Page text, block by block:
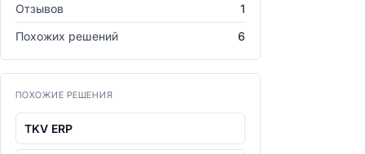
Отзывов
1
Похожих решений
6
ПОХОЖИЕ РЕШЕНИЯ
TKV ERP